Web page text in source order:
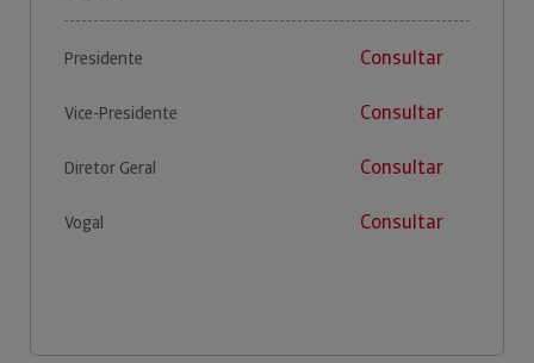
Presidente Consultar
Vice-Presidente Consultar
Diretor Geral Consultar
Vogal Consultar